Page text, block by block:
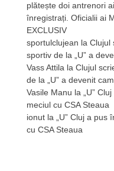
plătește doi antrenori
înregistrați. Oficialii ai
EXCLUSIV
sportulclujean la Clujul
sportiv de la „U” a
Vass Attila la Clujul
de la „U” a devenit
Vasile Manu la
„U”
meciul cu CSA Steaua
ionut la
„U” Cluj a
cu CSA Steaua